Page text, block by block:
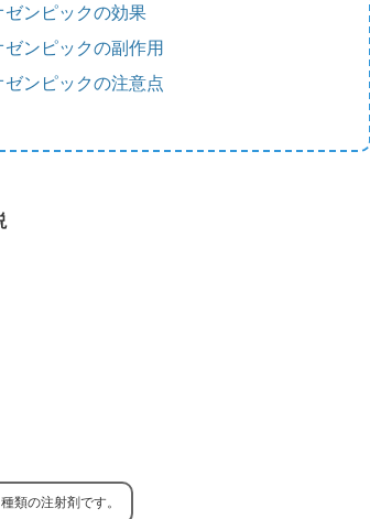
ゼンピックの効果
ゼンピックの副作用
ゼンピックの注意点
類の注射剤です。